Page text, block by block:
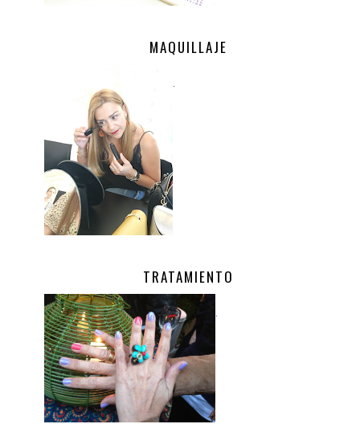
MAQUILLAJE
.
TRATAMIENTO
.